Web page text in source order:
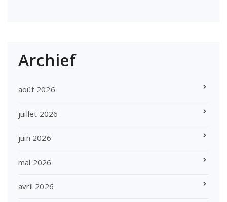
Archief
août 2026
juillet 2026
juin 2026
mai 2026
avril 2026